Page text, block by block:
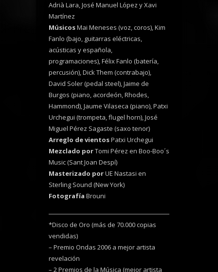
Adrià Lara, José Manuel López y Xavi
Martínez
MúsicosMai Meneses (voz, coros), Kim
Fanlo (bajo, guitarras eléctricas,
acústicas y española,
programaciones), Félix Fanlo (batería,
percusión), Dick Them (contrabajo),
David Soler (pedal steel), Jaime de
Burgos (piano, acordeón, Rhodes,
Hammond), Jaume Vilaseca (piano), Patxi
Urchegui (trompeta, flugel horn), José
Miguel Pérez Sagaste (saxo tenor)
Arreglo de vientosPatxi Urchegui
Mezclado porTomi Pérez en Boo-Boo´s
Music (Sant Joan Despí)
Masterizado porUE Nastasi en
Sterling Sound (New York)
Fotografía Brouni
*Disco de Oro (más de 70.000 copias
vendidas)
– Premio Ondas 2006 a mejor artista
revelación
– 2 Premios de la Música (mejor artista